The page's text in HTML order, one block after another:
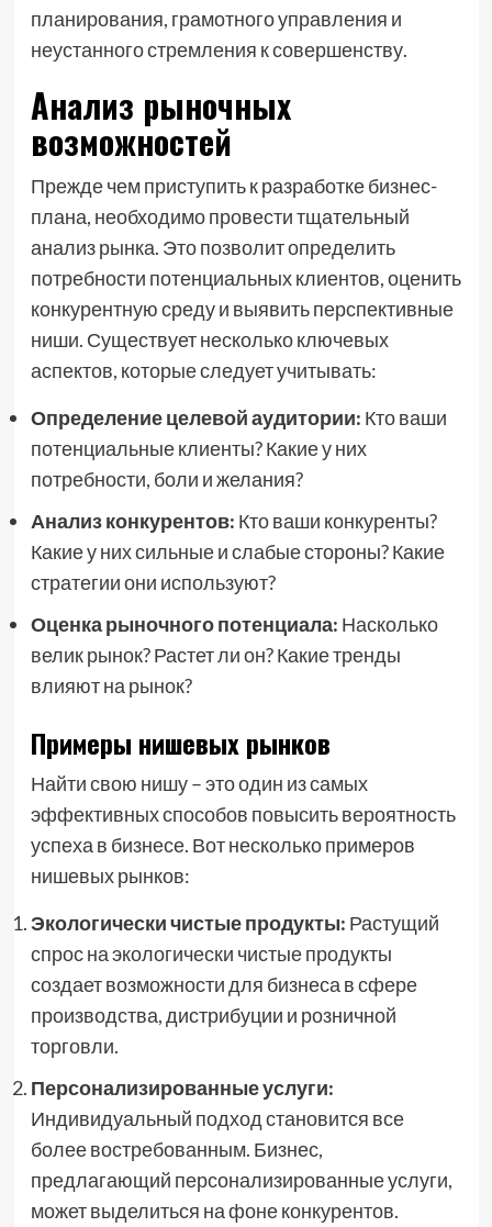
планирования, грамотного управления и
неустанного стремления к совершенству.
Анализ рыночных
возможностей
Прежде чем приступить к разработке бизнес-
плана, необходимо провести тщательный
анализ рынка. Это позволит определить
потребности потенциальных клиентов, оценить
конкурентную среду и выявить перспективные
ниши. Существует несколько ключевых
аспектов, которые следует учитывать:
Определение целевой аудитории: Кто ваши
потенциальные клиенты? Какие у них
потребности, боли и желания?
Анализ конкурентов: Кто ваши конкуренты?
Какие у них сильные и слабые стороны? Какие
стратегии они используют?
Оценка рыночного потенциала: Насколько
велик рынок? Растет ли он? Какие тренды
влияют на рынок?
Примеры нишевых рынков
Найти свою нишу – это один из самых
эффективных способов повысить вероятность
успеха в бизнесе. Вот несколько примеров
нишевых рынков:
Экологически чистые продукты: Растущий
спрос на экологически чистые продукты
создает возможности для бизнеса в сфере
производства, дистрибуции и розничной
торговли.
Персонализированные услуги:
Индивидуальный подход становится все
более востребованным. Бизнес,
предлагающий персонализированные услуги,
может выделиться на фоне конкурентов.